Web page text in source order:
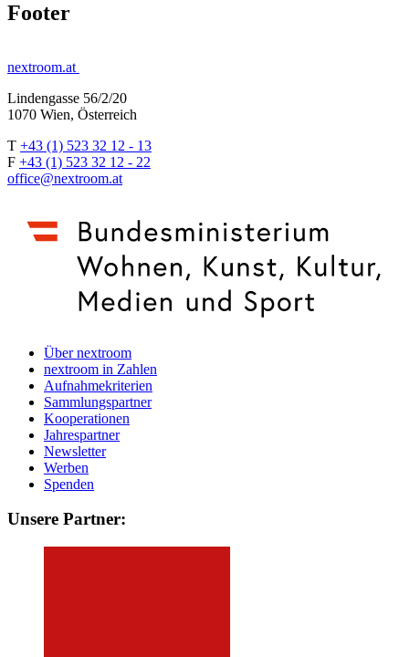
Footer
nextroom.at
Lindengasse 56/2/20
1070 Wien, Österreich
T +43 (1) 523 32 12 - 13
F +43 (1) 523 32 12 - 22
office@nextroom.at
Über nextroom
nextroom in Zahlen
Aufnahmekriterien
Sammlungspartner
Kooperationen
Jahrespartner
Newsletter
Werben
Spenden
Unsere Partner: